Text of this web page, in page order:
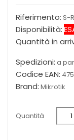
Riferimento: S-
Disponibilità:
Quantità in
Spedizioni: a
Codice EAN:
Brand: Mikrotik
Quantità